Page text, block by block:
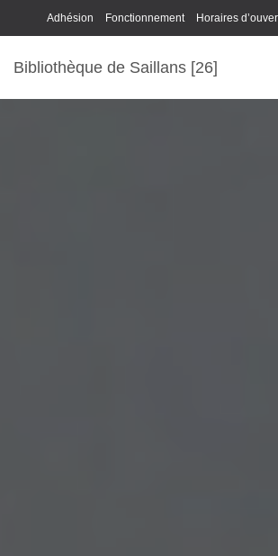
Adhésion Fonctionnement Horaires
Bibliothèque de Saillans [26]